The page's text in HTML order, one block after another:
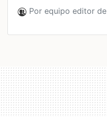
Por equipo editor de